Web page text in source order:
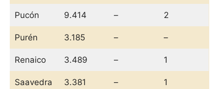
Pucón 9.414 – 2
Purén 3.185 – –
Renaico 3.489 – 1
Saavedra 3.381 – 1